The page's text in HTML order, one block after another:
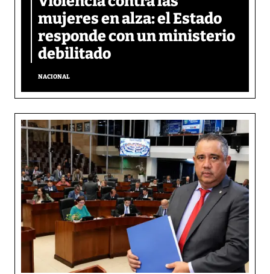
mujeres en alza: el Estado
responde con un ministerio
debilitado
NACIONAL